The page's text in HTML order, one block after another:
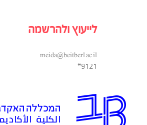
לייעוץ ולהרשמה
meida@beitberl.ac.il
9121*